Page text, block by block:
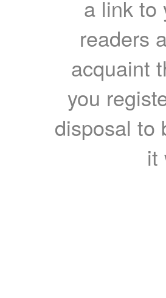
a link to
readers
acquaint
you
disposal to
it